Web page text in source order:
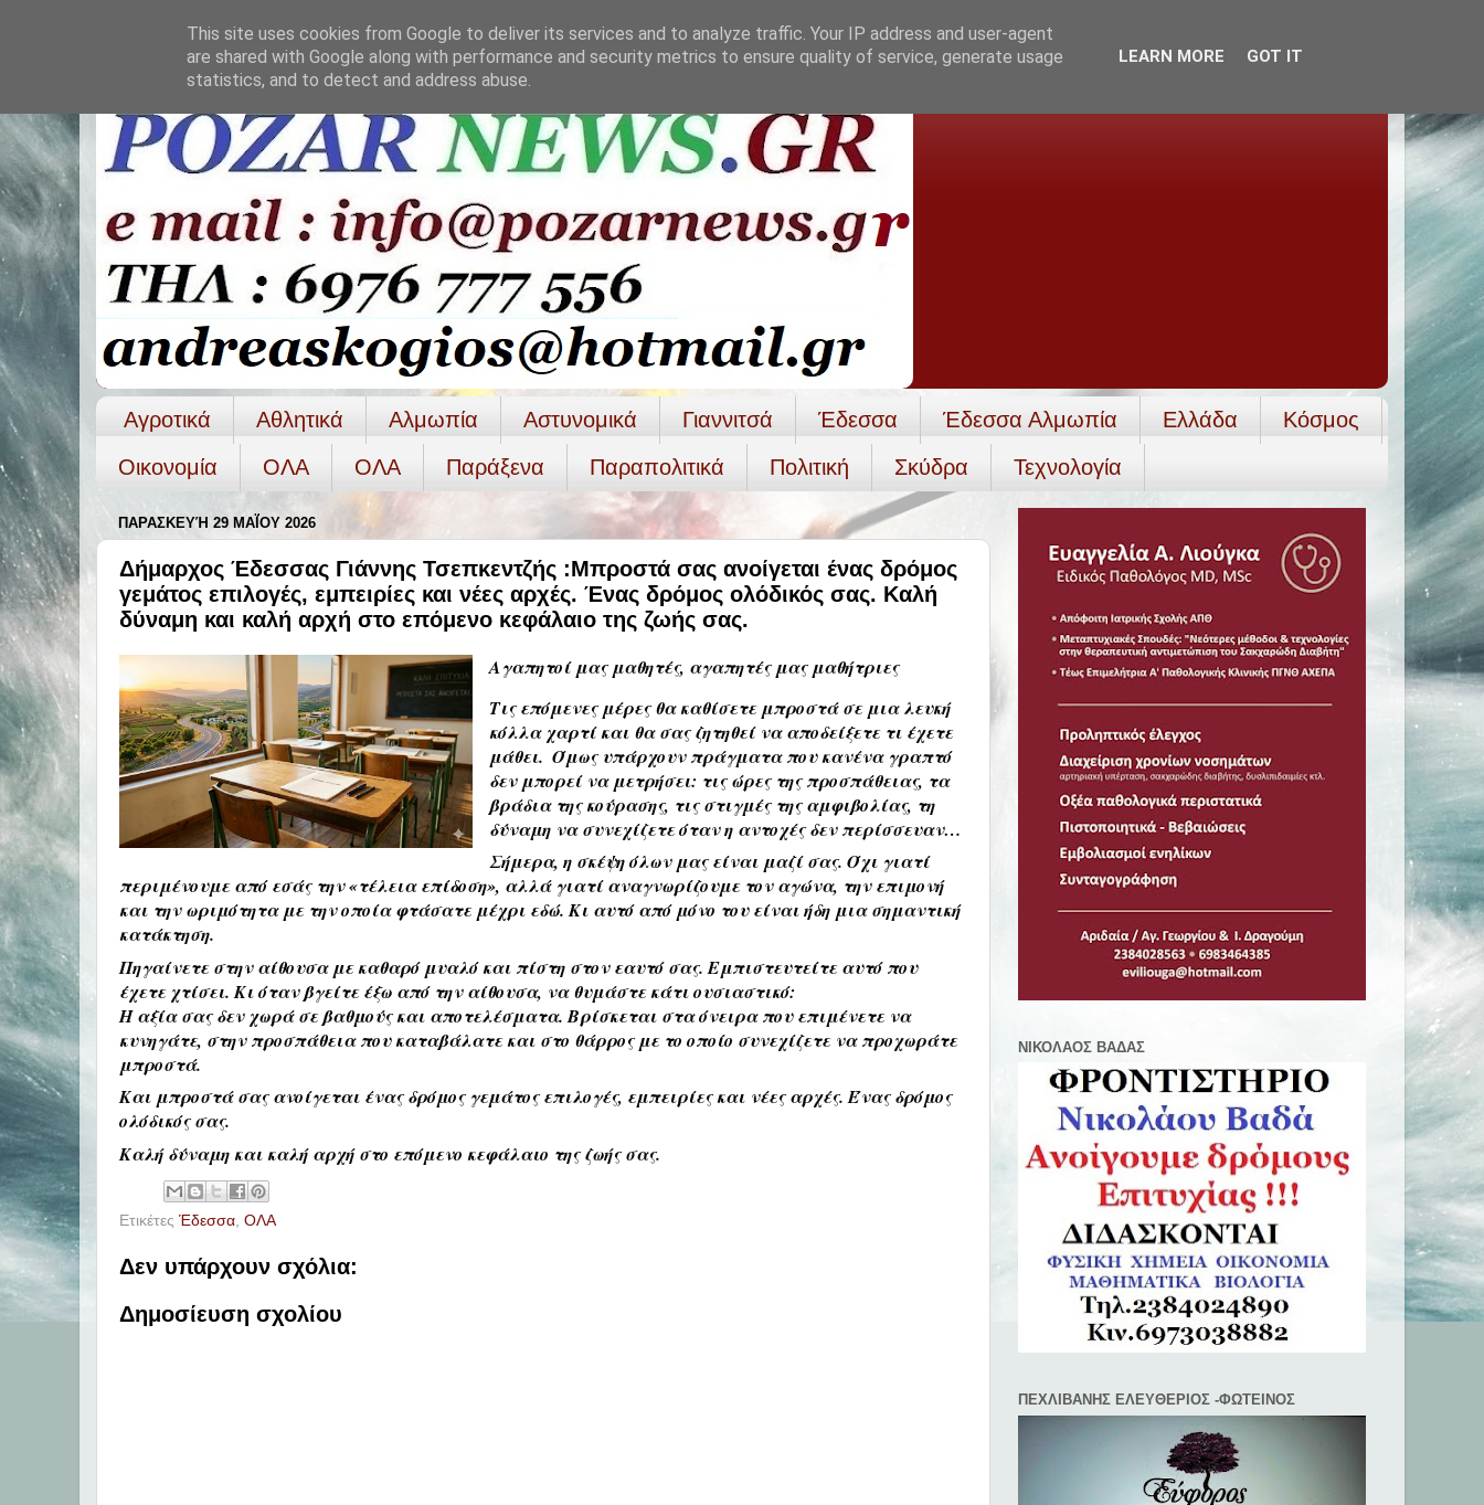
Αγροτικά Αθλητικά Αλμωπία Αστυνομικά Γιαννιτσά Έδεσσα Έδεσσα Αλμωπία Ελλάδα
Κόσμος
Οικονομία
ΟΛΑ ΟΛA Παράξενα Παραπολιτικά Πολιτική Σκύδρα Τεχνολογία
ΠΑΡΑΣΚΕΥΉ 29 ΜΑΪ́ΟΥ 2026
Δήμαρχος Έδεσσας Γιάννης Τσεπκεντζής :Μπροστά σας ανοίγεται ένας δρόμος
γεμάτος επιλογές, εμπειρίες και νέες αρχές. Ένας δρόμος ολόδικός σας. Καλή
δύναμη και καλή αρχή στο επόμενο κεφάλαιο της ζωής σας.
Αγαπητοί μας μαθητές, αγαπητές μας μαθήτριες
Τις επόμενες μέρες θα καθίσετε μπροστά σε μια λευκή
κόλλα χαρτί και θα σας ζητηθεί να αποδείξετε τι έχετε
μάθει.  Όμως υπάρχουν πράγματα που κανένα γραπτό
δεν μπορεί να μετρήσει: τις ώρες της προσπάθειας, τα
βράδια της κούρασης, τις στιγμές της αμφιβολίας, τη
δύναμη να συνεχίζετε όταν η αντοχές δεν περίσσευαν…
Σήμερα, η σκέψη όλων μας είναι μαζί σας. Όχι γιατί
περιμένουμε από εσάς την «τέλεια επίδοση», αλλά γιατί αναγνωρίζουμε τον αγώνα, την επιμονή
και την ωριμότητα με την οποία φτάσατε μέχρι εδώ. Κι αυτό από μόνο του είναι ήδη μια σημαντική
κατάκτηση.
Πηγαίνετε στην αίθουσα με καθαρό μυαλό και πίστη στον εαυτό σας. Εμπιστευτείτε αυτό που
έχετε χτίσει. Κι όταν βγείτε έξω από την αίθουσα, να θυμάστε κάτι ουσιαστικό:
Η αξία σας δεν χωρά σε βαθμούς και αποτελέσματα. Βρίσκεται στα όνειρα που επιμένετε να
κυνηγάτε, στην προσπάθεια που καταβάλατε και στο θάρρος με το οποίο συνεχίζετε να προχωράτε
μπροστά.
Και μπροστά σας ανοίγεται ένας δρόμος γεμάτος επιλογές, εμπειρίες και νέες αρχές. Ένας δρόμος
ολόδικός σας.
Καλή δύναμη και καλή αρχή στο επόμενο κεφάλαιο της ζωής σας.
Ετικέτες Έδεσσα, ΟΛΑ
Δεν υπάρχουν σχόλια:
Δημοσίευση σχολίου
ΝΙΚΟΛΑΟΣ ΒΑΔΑΣ
ΠΕΧΛΙΒANΗΣ ΕΛΕΥΘΕΡΙΟΣ -ΦΩΤΕΙΝΟΣ
This site uses cookies from Google to deliver its services and to analyze traffic. Your IP address and user-agent
are shared with Google along with performance and security metrics to ensure quality of service, generate usage
statistics, and to detect and address abuse.
LEARN MORE GOT IT